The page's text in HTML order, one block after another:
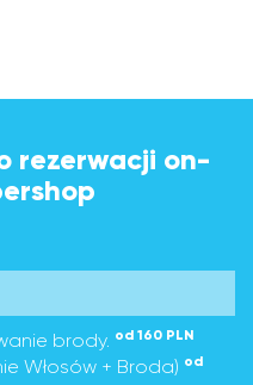
rezerwacji on-
brody. od 160 PLN
Włosów + Broda) od